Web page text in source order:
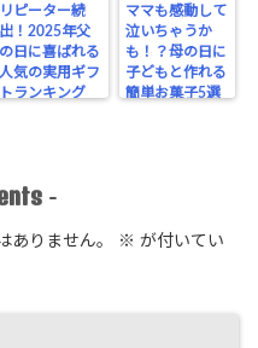
リピーター続
出！2025年父
の日に喜ばれる
人気の実用ギフ
トランキング
ママも感動して
泣いちゃうか
も！？母の日に
子どもと作れる
簡単お菓子5選
-
ありません。 ※ が付いてい